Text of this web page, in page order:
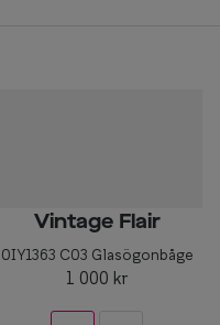
Vintage Flair
0IY1363 C03 Glasögonbåge
1 000 kr